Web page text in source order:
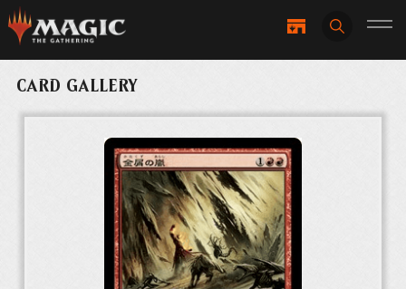
CARD GALLERY